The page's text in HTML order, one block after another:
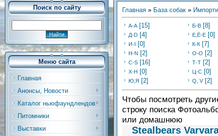
Поиск по сайту
Меню сайта
Главная
Анонсы, Новости
Каталог ньюфаундлендов
Питомники
Выставки
Главная » База собак »
А-А [15] Б-В [8]
Д-D [4] Е,Ё-Е [0]
И-I [0] К-К [7]
Н-N [2] О-О [2]
С-S [16] Т-Т [2]
Х-H [0] Ц-C [0]
Ю,Я [2] Q, V [2]
Чтобы посмотреть
строку поиска
или домашнюю
Stealbears